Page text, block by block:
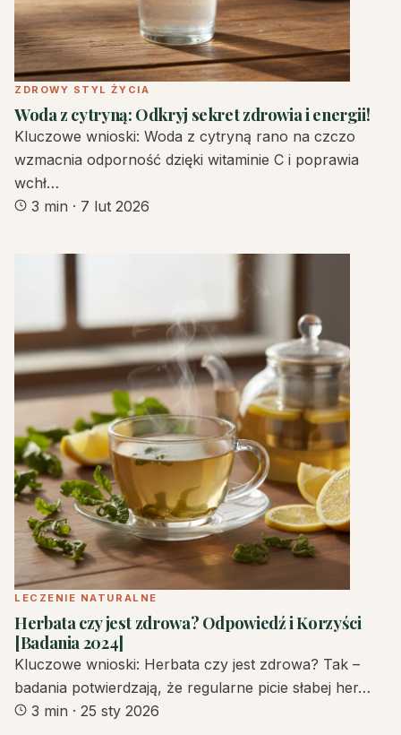
ZDROWY STYL ŻYCIA
Woda z cytryną: Odkryj sekret zdrowia i energii!
Kluczowe wnioski: Woda z cytryną rano na czczo
wzmacnia odporność dzięki witaminie C i poprawia
wchł…
3 min · 7 lut 2026
LECZENIE NATURALNE
Herbata czy jest zdrowa? Odpowiedź i Korzyści
[Badania 2024]
Kluczowe wnioski: Herbata czy jest zdrowa? Tak –
badania potwierdzają, że regularne picie słabej her…
3 min · 25 sty 2026